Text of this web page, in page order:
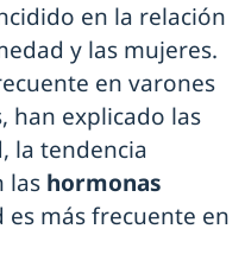
en la relación
y las mujeres.
en varones
han explicado las
la tendencia
las hormonas
más frecuente en